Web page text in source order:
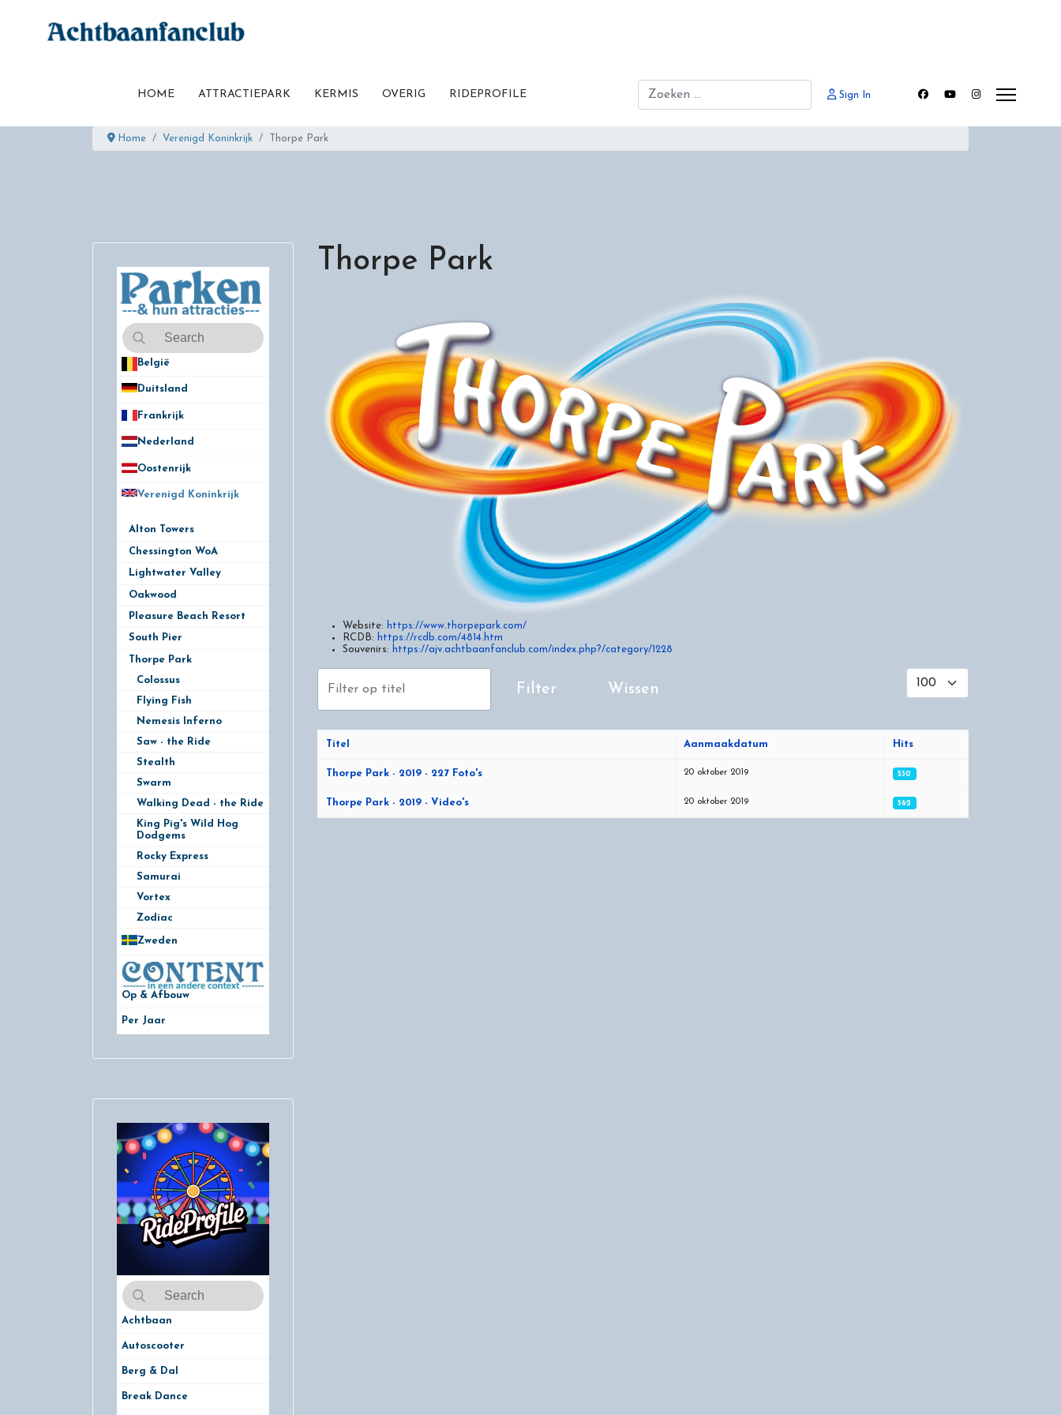
HOME ATTRACTIEPARK KERMIS OVERIG RIDEPROFILE
Zoeken
Sign In
Home Verenigd Koninkrijk Thorpe Park
België
Duitsland
Frankrijk
Nederland
Oostenrijk
Verenigd Koninkrijk
Alton Towers
Chessington WoA
Lightwater Valley
Oakwood
Pleasure Beach Resort
South Pier
Thorpe Park
Colossus
Flying Fish
Nemesis Inferno
Saw - the Ride
Stealth
Swarm
Walking Dead - the Ride
King Pig's Wild Hog
Dodgems
Rocky Express
Samurai
Vortex
Zodiac
Zweden
Op & Afbouw
Per Jaar
Achtbaan
Autoscooter
Berg & Dal
Break Dance
Thorpe Park
Website: https://www.thorpepark.com/
RCDB: https://rcdb.com/4814.htm
Souvenirs: https://ajv.achtbaanfanclub.com/index.php?/category/1228
Filter op titel
Filter Wissen
Toon #
Titel Aanmaakdatum Hits
Thorpe Park - 2019 - 227 Foto's 20 oktober 2019 530
Thorpe Park - 2019 - Video's 20 oktober 2019 562